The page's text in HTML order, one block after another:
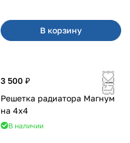
В корзину
3 500 ₽
Решетка радиатора Магнум
на 4х4
В наличии